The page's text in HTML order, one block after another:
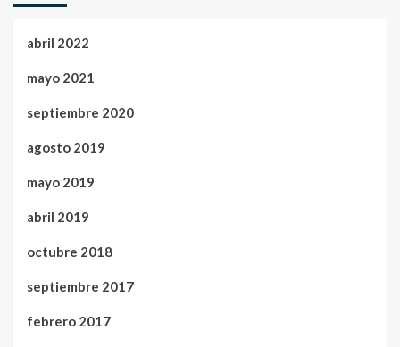
abril 2022
mayo 2021
septiembre 2020
agosto 2019
mayo 2019
abril 2019
octubre 2018
septiembre 2017
febrero 2017